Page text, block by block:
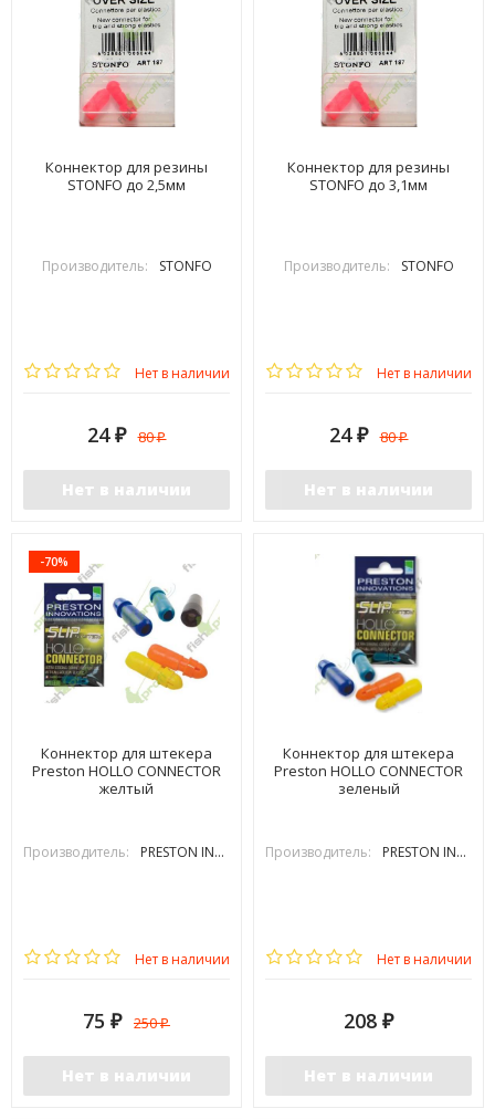
Коннектор для резины
STONFO до 2,5мм
Производитель: STONFO
Нет в наличии
24 ₽ 80₽
Нет в наличии
Коннектор для резины
STONFO до 3,1мм
Производитель: STONFO
Нет в наличии
24 ₽ 80₽
Нет в наличии
-70%
Коннектор для штекера
Preston HOLLO CONNECTOR
желтый
Производитель: PRESTON INOVATIONS
Нет в наличии
75 ₽ 250₽
Нет в наличии
Коннектор для штекера
Preston HOLLO CONNECTOR
зеленый
Производитель: PRESTON INOVATIONS
Нет в наличии
208 ₽
Нет в наличии